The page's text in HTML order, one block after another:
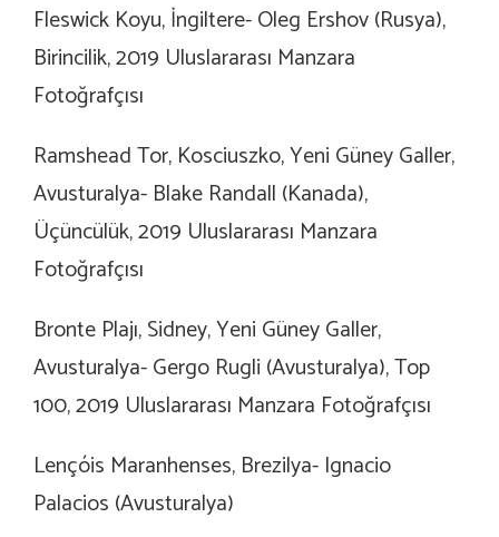
Fleswick Koyu, İngiltere- Oleg Ershov (Rusya),
Birincilik, 2019 Uluslararası Manzara
Fotoğrafçısı
Ramshead Tor, Kosciuszko, Yeni Güney Galler,
Avusturalya- Blake Randall (Kanada),
Üçüncülük, 2019 Uluslararası Manzara
Fotoğrafçısı
Bronte Plajı, Sidney, Yeni Güney Galler,
Avusturalya- Gergo Rugli (Avusturalya), Top
100, 2019 Uluslararası Manzara Fotoğrafçısı
Lençóis Maranhenses, Brezilya- Ignacio
Palacios (Avusturalya)